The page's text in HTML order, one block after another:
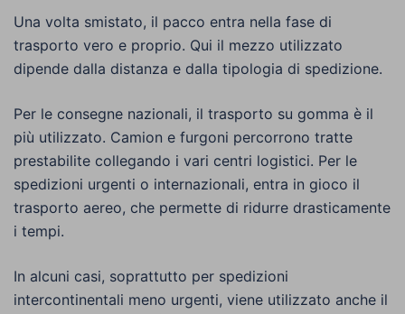
Una volta smistato, il pacco entra nella fase di
trasporto vero e proprio. Qui il mezzo utilizzato
dipende dalla distanza e dalla tipologia di spedizione.
Per le consegne nazionali, il trasporto su gomma è il
più utilizzato. Camion e furgoni percorrono tratte
prestabilite collegando i vari centri logistici. Per le
spedizioni urgenti o internazionali, entra in gioco il
trasporto aereo, che permette di ridurre drasticamente
i tempi.
In alcuni casi, soprattutto per spedizioni
intercontinentali meno urgenti, viene utilizzato anche il